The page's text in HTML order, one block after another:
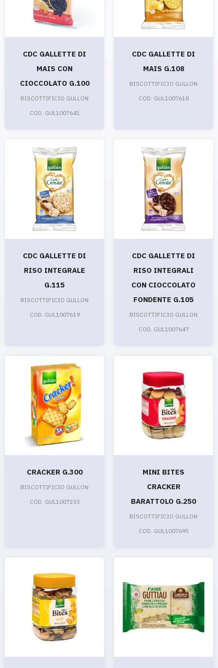
CDC GALLETTE DI
MAIS CON
CIOCCOLATO G.100
BISCOTTIFICIO GULLON
COD. GUL1007641
CDC GALLETTE DI
MAIS G.108
BISCOTTIFICIO GULLON
COD. GUL1007618
CDC GALLETTE DI
RISO INTEGRALE
G.115
BISCOTTIFICIO GULLON
COD. GUL1007619
CDC GALLETTE DI
RISO INTEGRALI
CON CIOCCOLATO
FONDENTE G.105
BISCOTTIFICIO GULLON
COD. GUL1007647
CRACKER G.300
BISCOTTIFICIO GULLON
COD. GUL1007233
MINI BITES
CRACKER
BARATTOLO G.250
BISCOTTIFICIO GULLON
COD. GUL1007695